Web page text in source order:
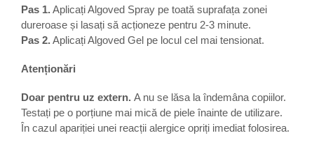
Pas 1. Aplicați Algoved Spray pe toată suprafața zonei
dureroase și lasați să acționeze pentru 2-3 minute.
Pas 2. Aplicați Algoved Gel pe locul cel mai tensionat.
Atenționări
Doar pentru uz extern. A nu se lăsa la îndemâna copiilor.
Testați pe o porțiune mai mică de piele înainte de utilizare.
În cazul apariției unei reacții alergice opriți imediat folosirea.